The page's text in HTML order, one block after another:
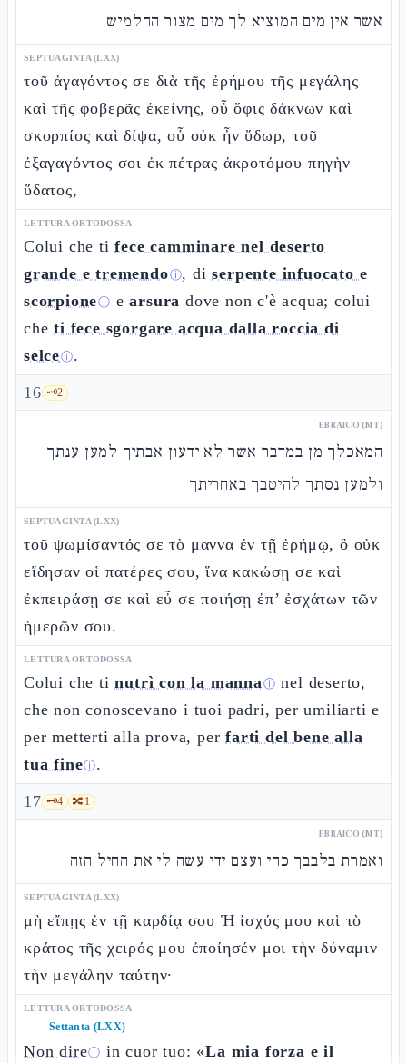
אשר אין מים המוציא לך מים מצור החלמיש
SEPTUAGINTA (LXX)
τοῦ ἀγαγόντος σε διὰ τῆς ἐρήμου τῆς μεγάλης
καὶ τῆς φοβερᾶς ἐκείνης, οὗ ὄφις δάκνων καὶ
σκορπίος καὶ δίψα, οὗ οὐκ ἦν ὕδωρ, τοῦ
ἐξαγαγόντος σοι ἐκ πέτρας ἀκροτόμου πηγὴν
ὕδατος,
LETTURA ORTODOSSA
Colui che tifece camminare nel deserto
grande e tremendoⓘ, diserpente infuocato e
scorpioneⓘ earsura dove non c'è acqua; colui
cheti fece sgorgare acqua dalla roccia di
selceⓘ.
16 🗝️2
EBRAICO (MT)
המאכלך מן במדבר אשר לא ידעון אבתיך למען ענתך
ולמען נסתך להיטבך באחריתך
SEPTUAGINTA (LXX)
τοῦ ψωμίσαντός σε τὸ μαννα ἐν τῇ ἐρήμῳ, ὃ οὐκ
εἴδησαν οἱ πατέρες σου, ἵνα κακώσῃ σε καὶ
ἐκπειράσῃ σε καὶ εὖ σε ποιήσῃ ἐπ’ ἐσχάτων τῶν
ἡμερῶν σου.
LETTURA ORTODOSSA
Colui che tinutrì con la mannaⓘ nel deserto,
che non conoscevano i tuoi padri, per umiliarti e
per metterti alla prova, perfarti del bene alla
tua fineⓘ.
17 🗝️4 🔀1
EBRAICO (MT)
ואמרת בלבבך כחי ועצם ידי עשה לי את החיל הזה
SEPTUAGINTA (LXX)
μὴ εἴπῃς ἐν τῇ καρδίᾳ σου Ἡ ἰσχύς μου καὶ τὸ
κράτος τῆς χειρός μου ἐποίησέν μοι τὴν δύναμιν
τὴν μεγάλην ταύτην·
LETTURA ORTODOSSA
—— Settanta (LXX) ——
Non direⓘ in cuor tuo: «La mia forza e il